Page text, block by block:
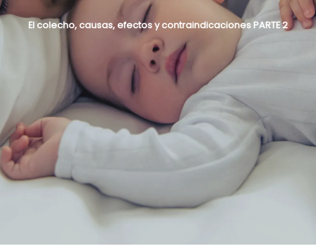
El colecho, causas, efectos y contraindicaciones PARTE 2